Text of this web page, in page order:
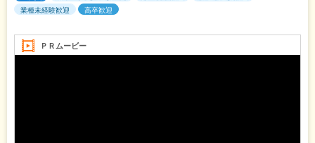
業種未経験歓迎
高卒歓迎
ＰＲムービー